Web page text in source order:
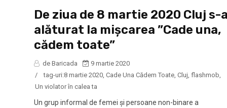
De ziua de 8 martie 2020 Cluj s-
alăturat la mişcarea ”Cade una,
cădem toate”
de Baricada
9 martie 2020
/
tag-uri:8 martie 2020 Cade Una Cădem Toate Cluj flashmob
Un violator în calea ta
Un grup informal de femei şi persoane non-binare a